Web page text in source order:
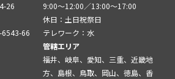
26
66
9:00～12:00／13:00～17:00
休日：土日祝祭日
テレワーク：水
管轄エリア
福井、岐阜、愛知、三重、近畿地
方、島根、鳥取、岡山、徳島、香